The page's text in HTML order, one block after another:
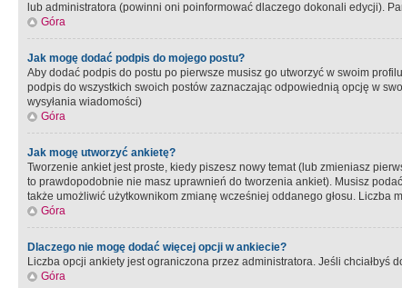
lub administratora (powinni oni poinformować dlaczego dokonali edycji).
Góra
Jak mogę dodać podpis do mojego postu?
Aby dodać podpis do postu po pierwsze musisz go utworzyć w swoim
podpis do wszystkich swoich postów zaznaczając odpowiednią opcję w
wysyłania wiadomości)
Góra
Jak mogę utworzyć ankietę?
Tworzenie ankiet jest proste, kiedy piszesz nowy temat (lub zmieniasz
to prawdopodobnie nie masz uprawnień do tworzenia ankiet). Musisz
także umożliwić użytkownikom zmianę wcześniej oddanego głosu.
Góra
Dlaczego nie mogę dodać więcej opcji w ankiecie?
Liczba opcji ankiety jest ograniczona przez administratora. Jeśli
Góra